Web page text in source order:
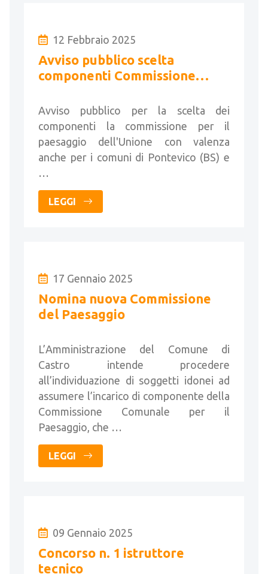
12 Febbraio 2025
Avviso pubblico scelta
componenti Commissione
Avviso pubblico per la scelta dei
componenti la commissione per il
paesaggio dell'Unione con valenza
anche per i comuni di Pontevico (BS) e
…
LEGGI
17 Gennaio 2025
Nomina nuova Commissione
del Paesaggio
L’Amministrazione del Comune di
Castro intende procedere
all’individuazione di soggetti idonei ad
assumere l’incarico di componente della
Commissione Comunale per il
Paesaggio, che …
LEGGI
09 Gennaio 2025
Concorso n. 1 istruttore
tecnico